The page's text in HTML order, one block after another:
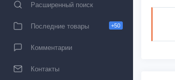
Расширенный поиск
Последние товары +50
Комментарии
Контакты